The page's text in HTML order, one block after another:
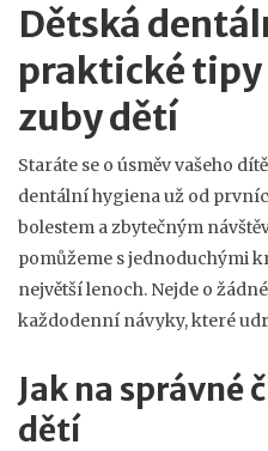
Dětská
praktické tipy
zuby dětí
Staráte se o úsměv vašeho
dentální hygiena už od
bolestem a zbytečným
pomůžeme s jednoduchými
největší lenoch. Nejde o
každodenní návyky, které
Jak na správné
dětí